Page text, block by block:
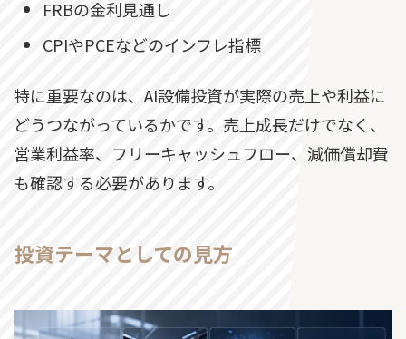
FRBの金利見通し
CPIやPCEなどのインフレ指標
特に重要なのは、AI設備投資が実際の売上や利益に
どうつながっているかです。売上成長だけでなく、
営業利益率、フリーキャッシュフロー、減価償却費
も確認する必要があります。
投資テーマとしての見方